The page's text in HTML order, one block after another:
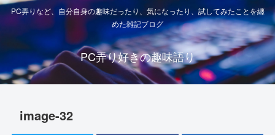
PC弄りなど、自分自身の趣味だったり、気になったり、試してみたことを纏
めた雑記ブログ
PC弄り好きの趣味語り
image-32